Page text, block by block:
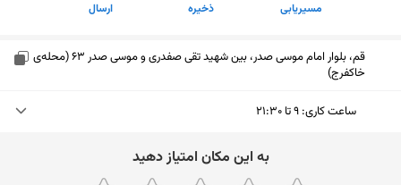
مسیریابی ذخیره ارسال
قم، بلوار امام موسی صدر، بین شهید تقی صفدری و موسی صدر 63 (محله‌ی
خاکفرج)
ساعت کاری: ۹ تا ۲۱:۳۰
ﺑﻪ اﯾﻦ ﻣﮑﺎن اﻣﺘﯿﺎز دﻫﯿﺪ